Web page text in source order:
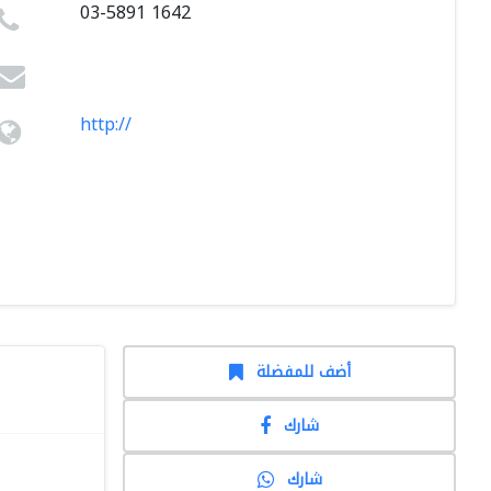
03-5891 1642
http://
أضف للمفضلة
شارك
شارك